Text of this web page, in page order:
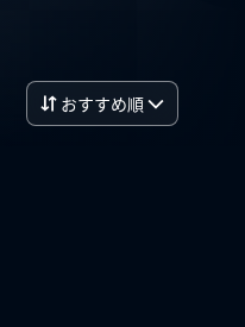
おすすめ順